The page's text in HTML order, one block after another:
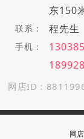
东150
联系： 程先生
手机：
网店ID：
网